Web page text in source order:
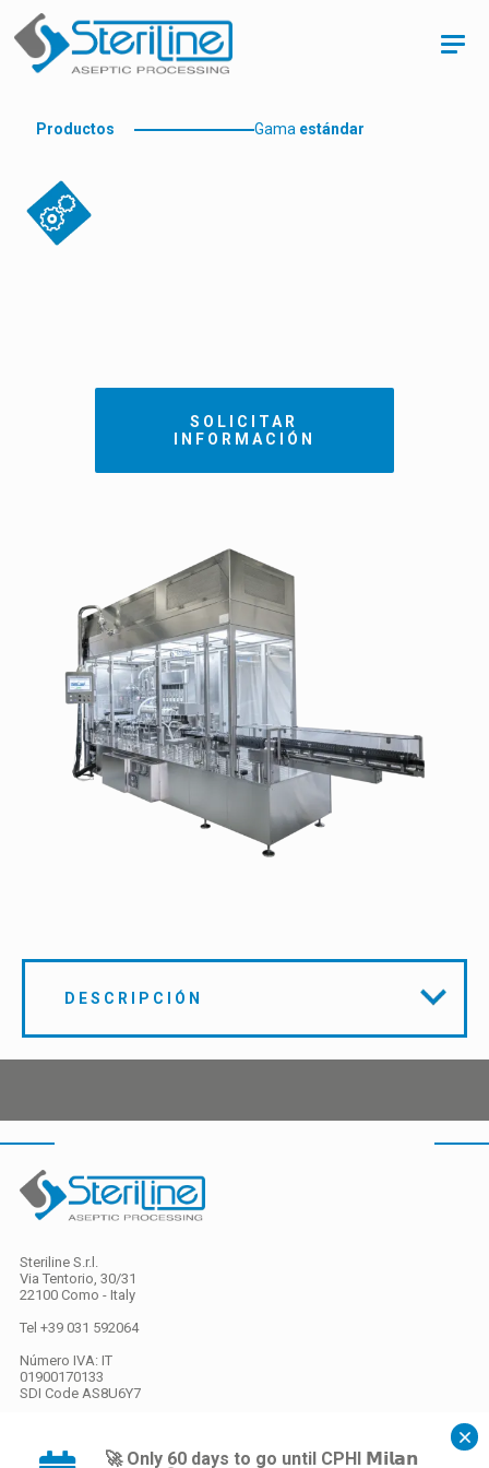
Productos Gama estándar
SOLICITAR
INFORMACIÓN
DESCRIPCIÓN
Steriline S.r.l.
Via Tentorio, 30/31
22100 Como - Italy
Tel +39 031 592064
Número IVA: IT
01900170133
SDI Code AS8U6Y7
🚀 Only 60 days to go until CPHI 𝗠𝗶𝗹𝗮𝗻